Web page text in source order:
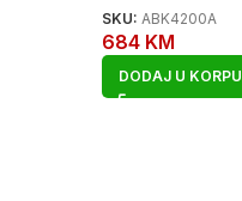
SKU: ABK4200A
684 KM
DODAJ U KORPU